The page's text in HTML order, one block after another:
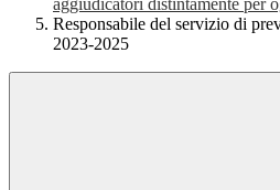
aggiudicatori distintamente per
Responsabile del servizio di
2023-2025